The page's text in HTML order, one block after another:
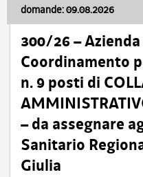
domande: 09.08.2026
300/26 –
Coordinamento
n. 9 posti di
– da assegnare
Sanitario
Giulia